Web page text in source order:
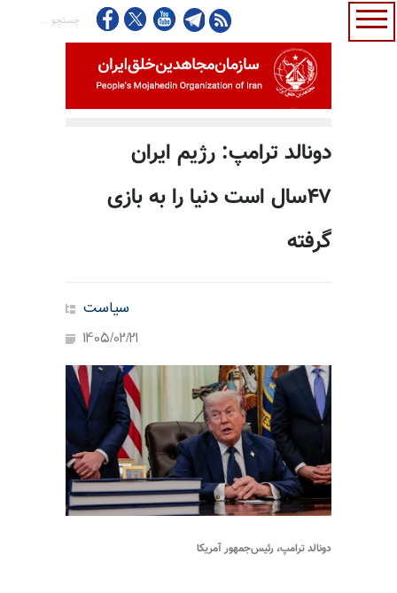
دونالد ترامپ: رژیم ایران
۴۷سال است دنیا را به بازی
گرفته
سیاست
1405/02/21
دونالد ترامپ، رئیس‌جمهور آمریکا